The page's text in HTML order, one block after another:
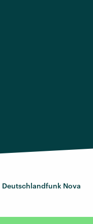
Deutschlandfunk Nova